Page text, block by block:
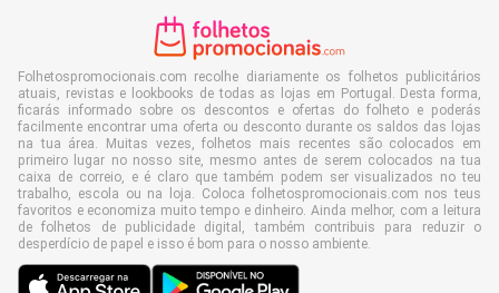
Folhetospromocionais.com recolhe diariamente os folhetos publicitários
atuais, revistas e lookbooks de todas as lojas em Portugal. Desta forma,
ficarás informado sobre os descontos e ofertas do folheto e poderás
facilmente encontrar uma oferta ou desconto durante os saldos das lojas
na tua área. Muitas vezes, folhetos mais recentes são colocados em
primeiro lugar no nosso site, mesmo antes de serem colocados na tua
caixa de correio, e é claro que também podem ser visualizados no teu
trabalho, escola ou na loja. Coloca folhetospromocionais.com nos teus
favoritos e economiza muito tempo e dinheiro. Ainda melhor, com a leitura
de folhetos de publicidade digital, também contribuis para reduzir o
desperdício de papel e isso é bom para o nosso ambiente.